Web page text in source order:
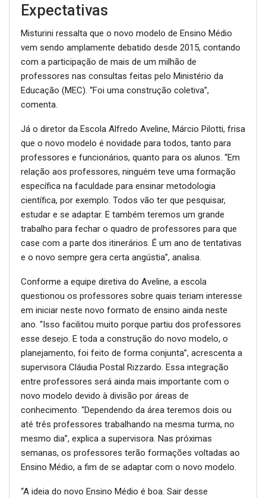
Expectativas
Misturini ressalta que o novo modelo de Ensino Médio
vem sendo amplamente debatido desde 2015, contando
com a participação de mais de um milhão de
professores nas consultas feitas pelo Ministério da
Educação (MEC). “Foi uma construção coletiva”,
comenta.
Já o diretor da Escola Alfredo Aveline, Márcio Pilotti, frisa
que o novo modelo é novidade para todos, tanto para
professores e funcionários, quanto para os alunos. “Em
relação aos professores, ninguém teve uma formação
específica na faculdade para ensinar metodologia
científica, por exemplo. Todos vão ter que pesquisar,
estudar e se adaptar. E também teremos um grande
trabalho para fechar o quadro de professores para que
case com a parte dos itinerários. É um ano de tentativas
e o novo sempre gera certa angústia”, analisa.
Conforme a equipe diretiva do Aveline, a escola
questionou os professores sobre quais teriam interesse
em iniciar neste novo formato de ensino ainda neste
ano. “Isso facilitou muito porque partiu dos professores
esse desejo. E toda a construção do novo modelo, o
planejamento, foi feito de forma conjunta”, acrescenta a
supervisora Cláudia Postal Rizzardo. Essa integração
entre professores será ainda mais importante com o
novo modelo devido à divisão por áreas de
conhecimento. “Dependendo da área teremos dois ou
até três professores trabalhando na mesma turma, no
mesmo dia”, explica a supervisora. Nas próximas
semanas, os professores terão formações voltadas ao
Ensino Médio, a fim de se adaptar com o novo modelo.
“A ideia do novo Ensino Médio é boa. Sair desse